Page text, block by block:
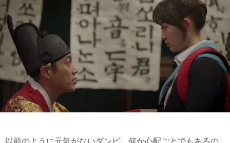
以前のように元気がないダンビ。何か心配ごとでもあるの